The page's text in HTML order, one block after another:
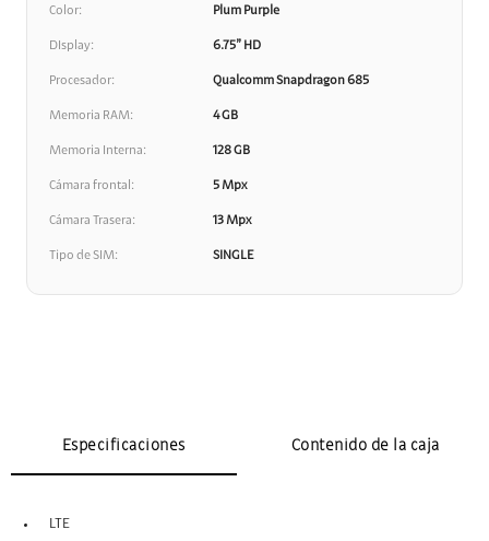
Color Plum Purple
DIsplay 6.75” HD
Procesador Qualcomm Snapdragon 685
Memoria RAM 4 GB
Memoria Interna 128 GB
Cámara frontal 5 Mpx
Cámara Trasera 13 Mpx
Tipo de SIM SINGLE
Especificaciones Contenido de la caja
LTE